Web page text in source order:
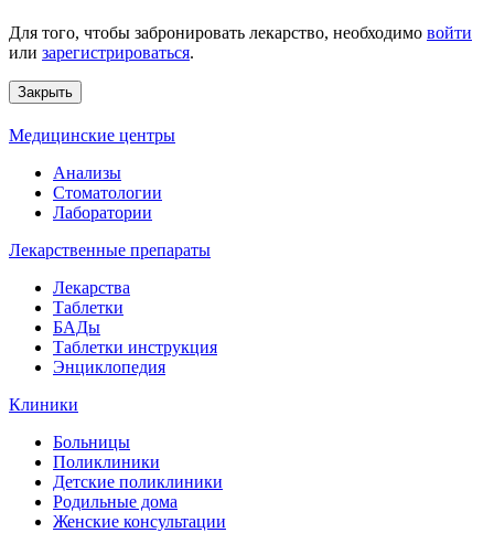
Для того, чтобы забронировать лекарство, необходимо войти
или зарегистрироваться.
Закрыть
Медицинские центры
Анализы
Стоматологии
Лаборатории
Лекарственные препараты
Лекарства
Таблетки
БАДы
Таблетки инструкция
Энциклопедия
Клиники
Больницы
Поликлиники
Детские поликлиники
Родильные дома
Женские консультации